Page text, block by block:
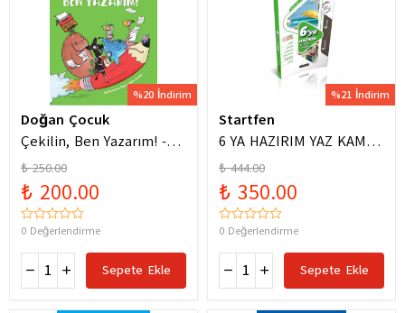
%20 İndirim
Doğan Çocuk
Çekilin, Ben Yazarım! -
Anıl Basılı
₺ 250.00
₺ 200.00
0 Değerlendirme
Sepete Ekle
%21 İndirim
Startfen
6 YA HAZIRIM YAZ KAMPI
FÖYLERİ
₺ 444.00
₺ 350.00
0 Değerlendirme
Sepete Ekle